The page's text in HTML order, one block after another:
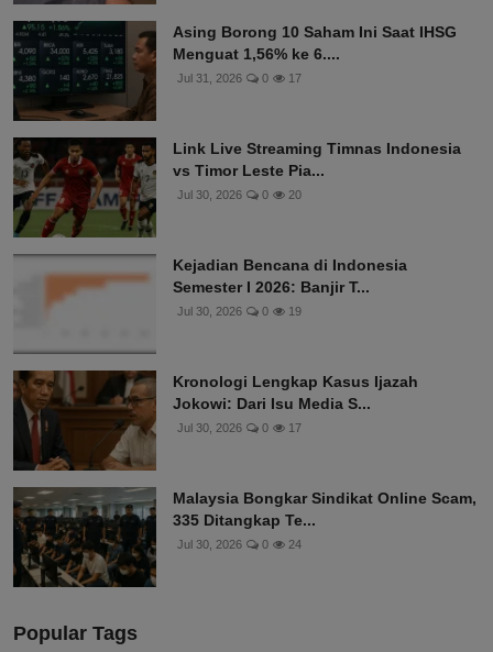
Asing Borong 10 Saham Ini Saat IHSG
Menguat 1,56% ke 6....
Jul 31, 2026 0 17
Link Live Streaming Timnas Indonesia
vs Timor Leste Pia...
Jul 30, 2026 0 20
Kejadian Bencana di Indonesia
Semester I 2026: Banjir T...
Jul 30, 2026 0 19
Kronologi Lengkap Kasus Ijazah
Jokowi: Dari Isu Media S...
Jul 30, 2026 0 17
Malaysia Bongkar Sindikat Online Scam,
335 Ditangkap Te...
Jul 30, 2026 0 24
Popular Tags